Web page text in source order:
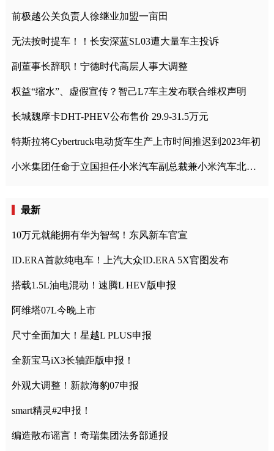
前极越公关负责人徐继业加盟一亩田
无法按时提车！！长安深蓝SL03遭大量车主投诉
副董事长辞职！宁德时代高层人事大调整
权益“缩水”、虚假宣传？智己L7车主发布联合维权声明
长城魏摩卡DHT-PHEV公布售价 29.9-31.5万元
特斯拉将Cybertruck电动货车生产上市时间推迟到2023年初
小米集团任命于立国担任小米汽车副总裁兼小米汽车北京总部政委
最新
10万元就能拥有华为智驾！东风新车官宣
ID.ERA首款纯电车！上汽大众ID.ERA 5X官图发布
搭载1.5L油电混动！速腾L HEV版申报
阿维塔07L今晚上市
尺寸全面加大！星越L PLUS申报
全新宝马iX3长轴距版申报！
外观大调整！新款海豹07申报
smart精灵#2申报！
编造散布谣言！奇瑞集团法务部通报